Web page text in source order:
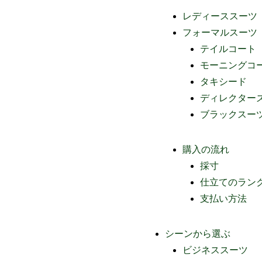
レディーススーツ
フォーマルスーツ
テイルコート
モーニングコ
タキシード
ディレクター
ブラックスー
購入の流れ
採寸
仕立てのラン
支払い方法
シーンから選ぶ
ビジネススーツ